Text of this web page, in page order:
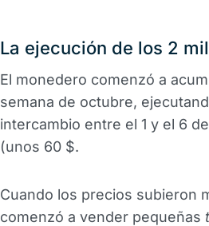
La ejecución de los 2
El monedero comenzó a
semana de octubre,
intercambio entre el 1 y el 6
(unos 60 $.
Cuando los precios subieron
comenzó a vender pequeñas